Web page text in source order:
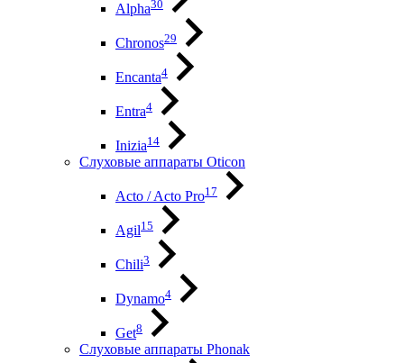
Alpha30
Chronos29
Encanta4
Entra4
Inizia14
Слуховые аппараты Oticon
Acto / Acto Pro17
Agil15
Chili3
Dynamo4
Get8
Слуховые аппараты Phonak